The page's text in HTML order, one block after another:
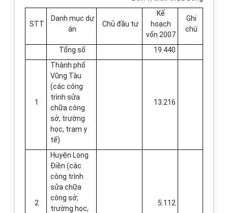
STT
Danh mục dự
án
Chủ đầu tư
Kế
hoạch
vốn 2007
Ghi
chú
Tổng số 19.440
1
Thành phố
Vũng Tàu
(các công
trình sửa
chữa công
sở, trường
học, trạm y
tế)
13.216
2
Huyện Long
Điền (các
công trình
sửa chữa
công sở,
trường học,
5.112